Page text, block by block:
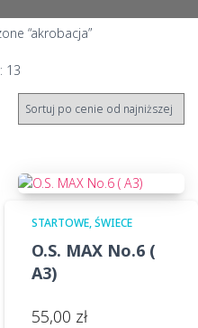
“akrobacja”
13
według
ceny:
od
wysokiej
STARTOWE ŚWIECE
O.S. MAX No.6 (
A3)
55,00 zł